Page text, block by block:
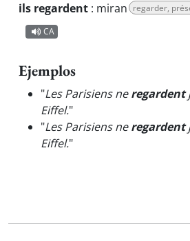
ils regardent : miran regarder,
CA
Ejemplos
"Les Parisiens neregardent
Eiffel."
"Les Parisiens neregardent
Eiffel."